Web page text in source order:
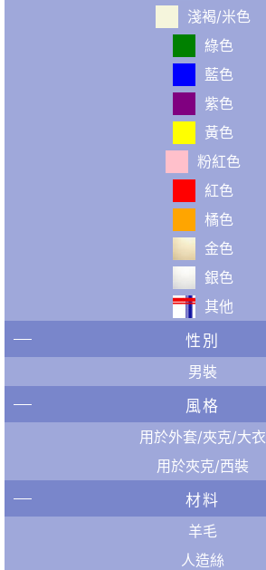
淺褐/米色
綠色
藍色
紫色
黃色
粉紅色
紅色
橘色
金色
銀色
其他
性別
男裝
風格
用於外套/夾克/大衣
用於夾克/西裝
材料
羊毛
人造絲